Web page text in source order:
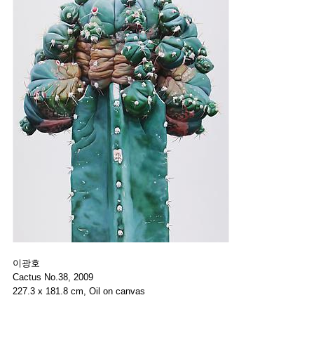
이광호
Cactus No.38, 2009
227.3 x 181.8 cm, Oil on canvas